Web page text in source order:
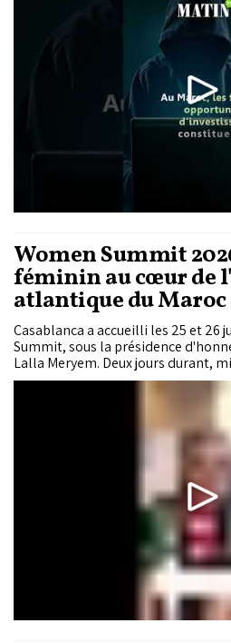
Women Summit
féminin au cœur de
atlantique du Maroc
Casablanca a accueilli les 25 et 26
Summit, sous la présidence
Lalla Meryem. Deux jours durant,
dirigeants d'institutions publiques
féminin une pièce maîtresse de